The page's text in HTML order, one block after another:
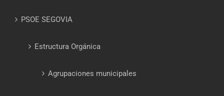
PSOE SEGOVIA
Estructura Orgánica
Agrupaciones municipales